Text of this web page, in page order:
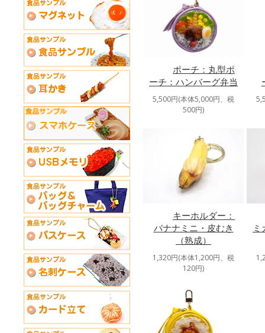
ポーチ：丸型ポ
ーチ：ハンバーグ弁当
5,500円(本体5,000円、税
500円)
キーホルダー：
バナナミニ・皮むき
（熟成）
1,320円(本体1,200円、税
120円)